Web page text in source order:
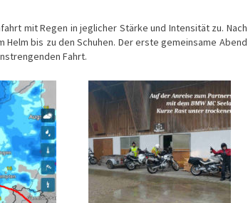
mit Regen in jeglicher Stärke und Intensität zu. Nach
bis zu den Schuhen. Der erste gemeinsame Abend
Fahrt.